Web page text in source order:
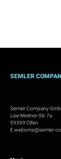
SEMLER
Semler Company
Lise-Meitner-Str. 7a
59399 Olfen
Ewelcome@semler-